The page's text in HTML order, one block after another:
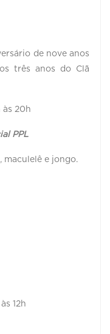
de nove anos
três anos do Clã
às 20h
PPL
maculelê e jongo.
12h